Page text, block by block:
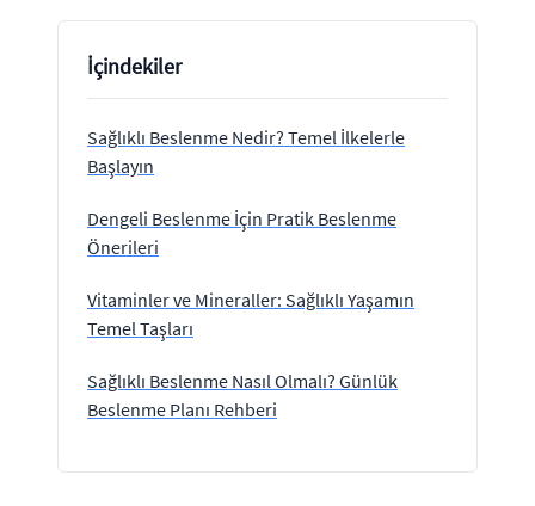
İçindekiler
Sağlıklı Beslenme Nedir? Temel İlkelerle
Başlayın
Dengeli Beslenme İçin Pratik Beslenme
Önerileri
Vitaminler ve Mineraller: Sağlıklı Yaşamın
Temel Taşları
Sağlıklı Beslenme Nasıl Olmalı? Günlük
Beslenme Planı Rehberi